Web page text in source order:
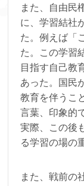
また、自由民
に、学習結社
た。例えば「
た。この学習
目指す自己教
あった。国民
教育を伴うこ
言葉、印象的
実際、この後
る学習の場の
また、戦前の